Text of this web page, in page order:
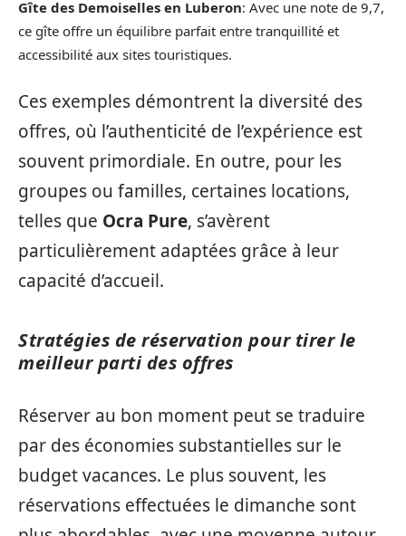
Gîte des Demoiselles en Luberon: Avec une note de 9,7,
ce gîte offre un équilibre parfait entre tranquillité et
accessibilité aux sites touristiques.
Ces exemples démontrent la diversité des
offres, où l’authenticité de l’expérience est
souvent primordiale. En outre, pour les
groupes ou familles, certaines locations,
telles que Ocra Pure, s’avèrent
particulièrement adaptées grâce à leur
capacité d’accueil.
Stratégies de réservation pour tirer le
meilleur parti des offres
Réserver au bon moment peut se traduire
par des économies substantielles sur le
budget vacances. Le plus souvent, les
réservations effectuées le dimanche sont